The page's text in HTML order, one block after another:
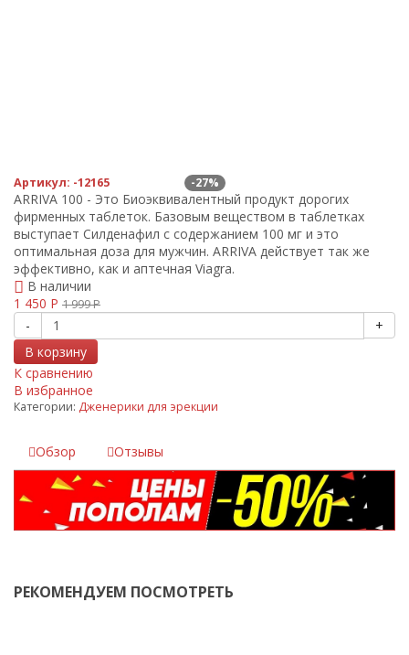
-27%
Артикул: -12165
ARRIVA 100 - Это Биоэквивалентный продукт дорогих
фирменных таблеток. Базовым веществом в таблетках
выступает Силденафил с содержанием 100 мг и это
оптимальная доза для мужчин. ARRIVA действует так же
эффективно, как и аптечная Viagra.
В наличии
1 450 Р 1 999Р
-
+
В корзину
К сравнению
В избранное
Категории: Дженерики для эрекции
Обзор Отзывы
РЕКОМЕНДУЕМ ПОСМОТРЕТЬ